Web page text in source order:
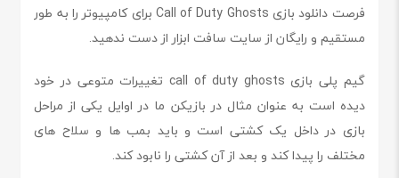
فرصت دانلود بازی Call of Duty Ghosts برای کامپیوتر را به طور
مستقیم و رایگان از سایت سافت ابزار از دست ندهید.
گیم پلی بازی call of duty ghosts تغییرات متوعی در خود
دیده است به عنوان مثال در بازیکن ما در اوایل یکی از مراحل
بازی در داخل یک کشتی است و باید بمب ها و سلاح های
مختلف را پیدا کند و بعد از آن کشتی را نابود کند.